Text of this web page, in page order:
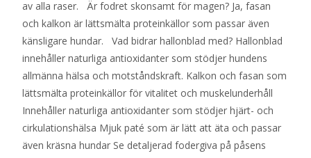
av alla raser. Är fodret skonsamt för magen? Ja, fasan
och kalkon är lättsmälta proteinkällor som passar även
känsligare hundar. Vad bidrar hallonblad med? Hallonblad
innehåller naturliga antioxidanter som stödjer hundens
allmänna hälsa och motståndskraft. Kalkon och fasan som
lättsmälta proteinkällor för vitalitet och muskelunderhåll
Innehåller naturliga antioxidanter som stödjer hjärt- och
cirkulationshälsa Mjuk paté som är lätt att äta och passar
även kräsna hundar Se detaljerad fodergiva på påsens